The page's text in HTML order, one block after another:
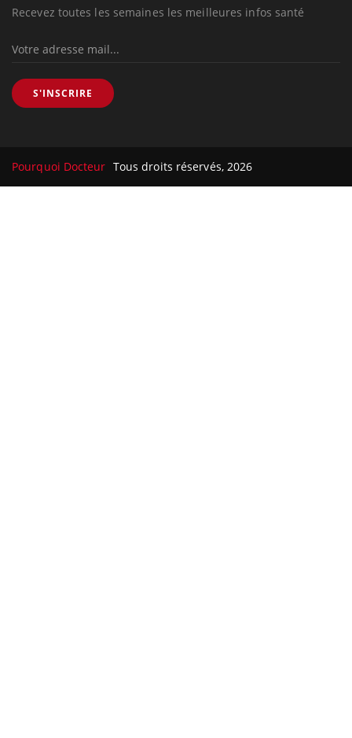
Recevez toutes les semaines les meilleures infos santé
S'INSCRIRE
Pourquoi Docteur Tous droits réservés, 2026